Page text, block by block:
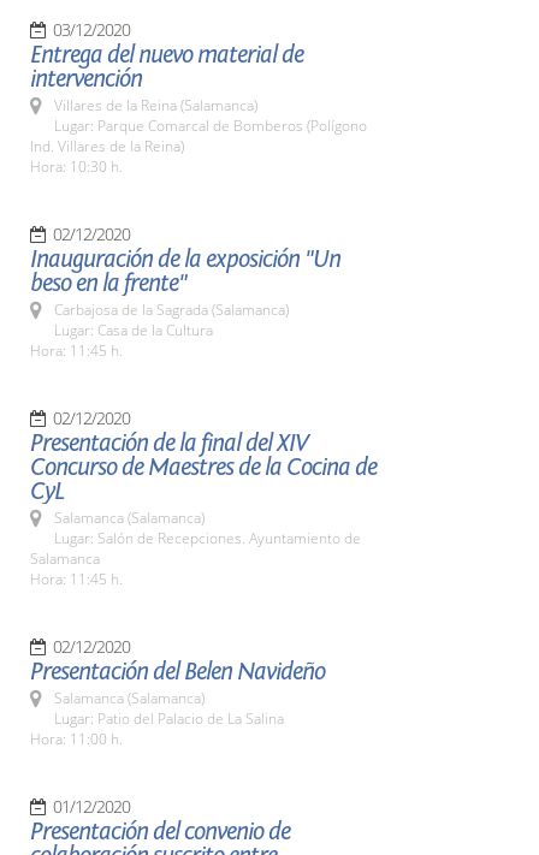
03/12/2020
Entrega del nuevo material de
intervención
Villares de la Reina (Salamanca)
Lugar: Parque Comarcal de Bomberos (Polígono
Ind. Villares de la Reina)
Hora: 10:30 h.
02/12/2020
Inauguración de la exposición "Un
beso en la frente"
Carbajosa de la Sagrada (Salamanca)
Lugar: Casa de la Cultura
Hora: 11:45 h.
02/12/2020
Presentación de la final del XIV
Concurso de Maestres de la Cocina de
CyL
Salamanca (Salamanca)
Lugar: Salón de Recepciones. Ayuntamiento de
Salamanca
Hora: 11:45 h.
02/12/2020
Presentación del Belen Navideño
Salamanca (Salamanca)
Lugar: Patio del Palacio de La Salina
Hora: 11:00 h.
01/12/2020
Presentación del convenio de